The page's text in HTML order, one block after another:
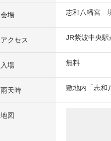
会場 志和八幡宮
アクセス JR紫波中央
入場 無料
雨天時 敷地内「志和
地図